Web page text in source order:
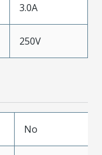
3.0A
250V
No